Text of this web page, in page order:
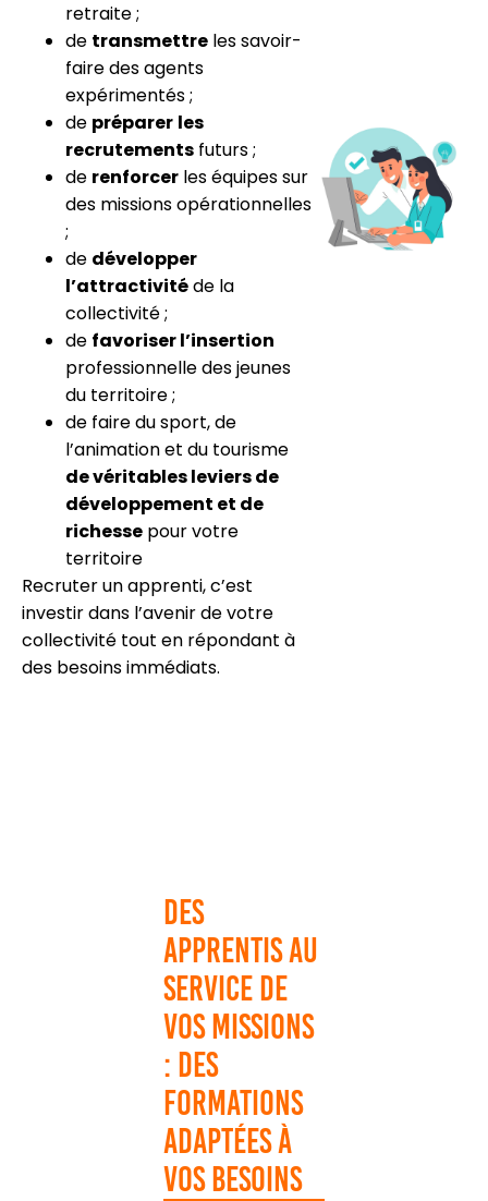
retraite ;
de transmettre les savoir-
faire des agents
expérimentés ;
de préparer les
recrutements futurs ;
de renforcer les équipes sur
des missions opérationnelles
;
de développer
l’attractivitéde la
collectivité ;
de favoriser l’insertion
professionnelle des jeunes
du territoire ;
de faire du sport, de
l’animation et du tourisme
de véritables leviers de
développement et de
richesse pour votre
territoire
Recruter un apprenti, c’est
investir dans l’avenir de votre
collectivité tout en répondant à
des besoins immédiats.
Des
apprentis au
service de
vos missions
: Des
formations
adaptées à
vos besoins